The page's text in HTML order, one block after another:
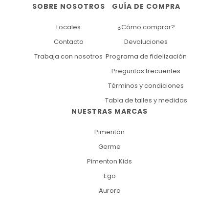
NUESTRAS MARCAS
Pimentón
Germe
Pimenton Kids
Ego
Aurora
GUÍA DE COMPRA
¿Cómo comprar?
Devoluciones
Programa de fidelización
Preguntas frecuentes
Términos y condiciones
Tabla de talles y medidas
SOBRE NOSOTROS
Locales
Contacto
Trabaja con nosotros